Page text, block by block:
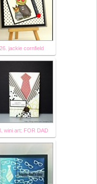
26. jackie cornfield
wini art: FOR DAD